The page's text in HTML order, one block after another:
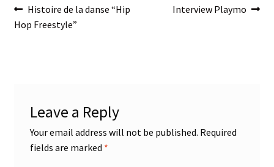
Post
navigation
Previous
post:
Histoire de la danse “Hip
Hop Freestyle”
Next
Interview Playmo
Leave a Reply
Your email address will not be published. Required
fields are marked *